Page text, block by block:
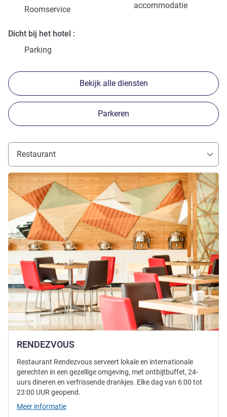
accommodatie
Roomservice
Dicht bij het hotel
Parking
Bekijk alle diensten
Parkeren
Restaurant
RENDEZVOUS
Meer informatie
Restaurant Rendezvous serveert lokale en internationale
gerechten in een gezellige omgeving, met ontbijtbuffet, 24-
uurs dineren en verfrissende drankjes. Elke dag van 6:00 tot
23:00 UUR geopend.
Meer informatie